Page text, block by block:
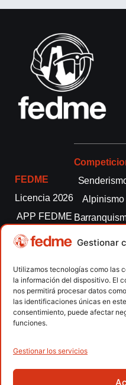
Gestionar
Utilizamos tecnologías como las
la información del dispositivo. El
nos permitirá procesar datos
las identificaciones únicas en
consentimiento, puede afectar
funciones.
Gestionar los servicios
FEDME
Licencia 2026
APP FEDME
Transparencia
autonómicas
Clubes
Contacto
Alpinismo
montaña
Escalada
Escalada
paralimpica